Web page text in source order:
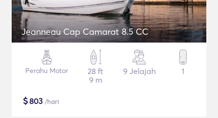
Jeanneau Cap Camarat 8.5 CC
Perahu Motor
28 ft
9 m
9 Jelajah 1
$803 /hari